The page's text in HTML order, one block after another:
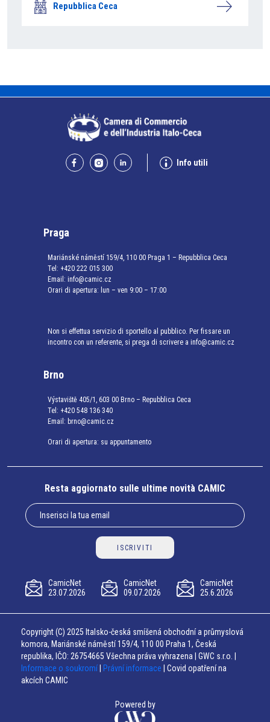
Repubblica Ceca
Info utili
Praga
Mariánské náměstí 159/4, 110 00 Praga 1 – Repubblica Ceca
Tel: +420 222 015 300
Email: info@camic.cz
Orari di apertura: lun – ven 9:00 – 17:00
Non si effettua servizio di sportello al pubblico. Per fissare un
incontro con un referente, si prega di scrivere a info@camic.cz
Brno
Výstaviště 405/1, 603 00 Brno – Repubblica Ceca
Tel: +420 548 136 340
Email: brno@camic.cz
Orari di apertura: su appuntamento
Resta aggiornato sulle ultime novità CAMIC
ISCRIVITI
CamicNet
23.07.2026
CamicNet
09.07.2026
CamicNet
25.6.2026
Copyright (C) 2025 Italsko-česká smíšená obchodní a průmyslová
komora, Mariánské náměstí 159/4, 110 00 Praha 1, Česká
republika, IČO: 26754665 Všechna práva vyhrazena | GWC s.r.o. |
Informace o soukromí
Právní informace | Covid opatření na
akcích CAMIC
Powered by